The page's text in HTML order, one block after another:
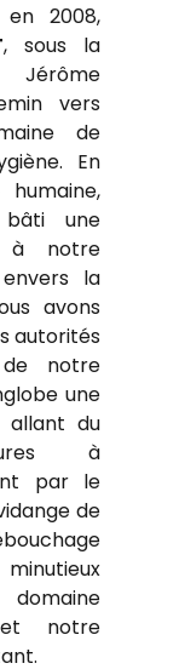
en 2008,
, sous la
Jérôme
vers
de
En
bâti une
à notre
la
avons
autorités
notre
une
allant du
à
par le
de
notre